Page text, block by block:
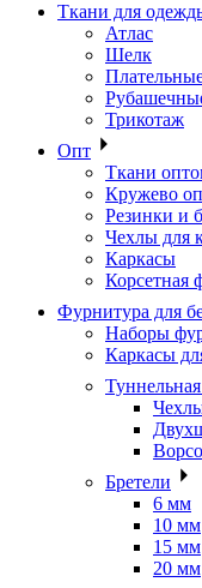
Ткани для
Атлас
Шелк
Трикотаж
Опт
Ткани
Кружево
Резинки и
Чехлы для
Каркасы
Корсетная
Фурнитура для
Наборы
Каркасы
Бретели
6 мм
10 мм
15 мм
20 мм